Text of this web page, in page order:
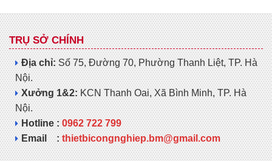
TRỤ SỞ CHÍNH
Địa chỉ:Số 75, Đường 70, Phường Thanh Liệt, TP. Hà
Nội.
Xưởng 1&2:KCN Thanh Oai, Xã Bình Minh, TP. Hà
Nội.
Hotline :0962 722 799
Email :thietbicongnghiep.bm@gmail.com